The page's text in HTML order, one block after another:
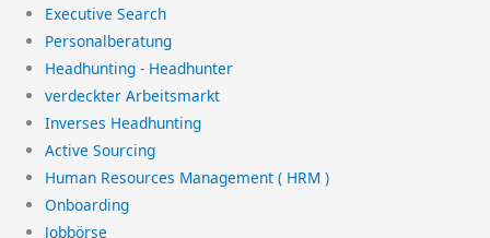
Executive Search
Personalberatung
Headhunting - Headhunter
verdeckter Arbeitsmarkt
Inverses Headhunting
Active Sourcing
Human Resources Management ( HRM )
Onboarding
Jobbörse